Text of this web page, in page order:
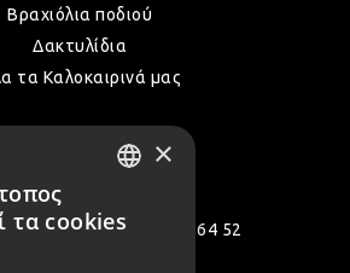
Βραχιόλια ποδιού
Δακτυλίδια
τα Καλοκαιρινά μας
Επικοινωνία
12, Αργυρούπολη 164 52
×
τα cookies